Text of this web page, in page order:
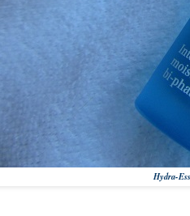
Hydra-